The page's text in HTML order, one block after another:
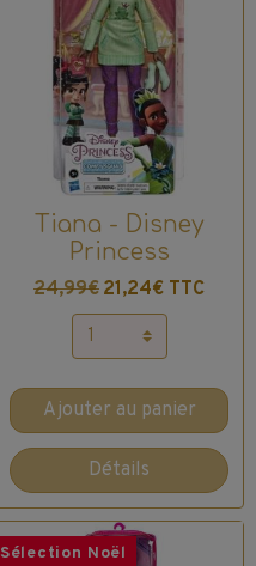
Tiana - Disney
Princess
24,99€ 21,24€ TTC
Ajouter au panier
Détails
Sélection Noël